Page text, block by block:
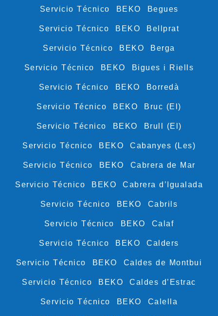
Servicio Técnico BEKO Begues
Servicio Técnico BEKO Bellprat
Servicio Técnico BEKO Berga
Servicio Técnico BEKO Bigues i Riells
Servicio Técnico BEKO Borredà
Servicio Técnico BEKO Bruc (El)
Servicio Técnico BEKO Brull (El)
Servicio Técnico BEKO Cabanyes (Les)
Servicio Técnico BEKO Cabrera de Mar
Servicio Técnico BEKO Cabrera d’Igualada
Servicio Técnico BEKO Cabrils
Servicio Técnico BEKO Calaf
Servicio Técnico BEKO Calders
Servicio Técnico BEKO Caldes de Montbui
Servicio Técnico BEKO Caldes d’Estrac
Servicio Técnico BEKO Calella